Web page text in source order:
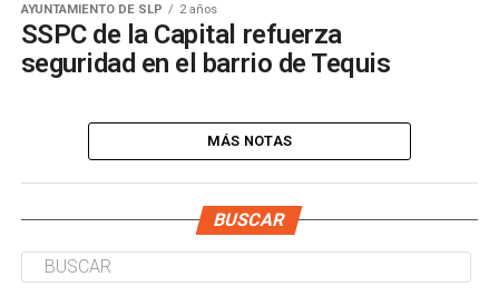
AYUNTAMIENTO DE SLP 2 años
SSPC de la Capital refuerza
seguridad en el barrio de Tequis
MÁS NOTAS
BUSCAR